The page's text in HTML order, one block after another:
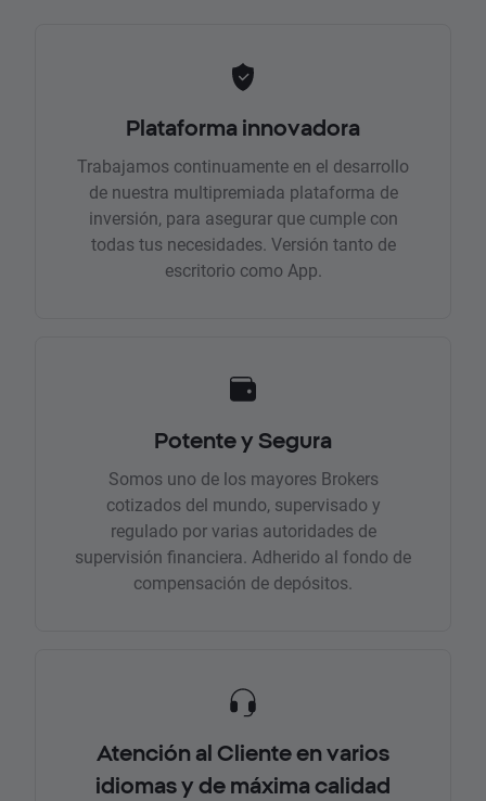
Plataforma innovadora
Trabajamos continuamente en el desarrollo
de nuestra multipremiada plataforma de
inversión, para asegurar que cumple con
todas tus necesidades. Versión tanto de
escritorio como App.
Potente y Segura
Somos uno de los mayores Brokers
cotizados del mundo, supervisado y
regulado por varias autoridades de
supervisión financiera. Adherido al fondo de
compensación de depósitos.
Atención al Cliente en varios
idiomas y de máxima calidad